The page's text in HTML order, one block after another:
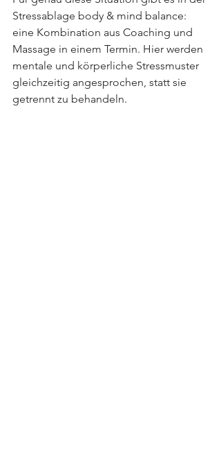
Stressablage body & mind balance:
eine Kombination aus Coaching und
Massage in einem Termin. Hier werden
mentale und körperliche Stressmuster
gleichzeitig angesprochen, statt sie
getrennt zu behandeln.